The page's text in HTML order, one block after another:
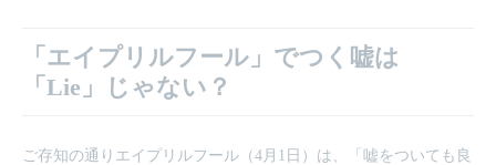
「エイプリルフール」でつく嘘は
「Lie」じゃない？
ご存知の通りエイプリルフール（4月1日）は、「嘘をついても良